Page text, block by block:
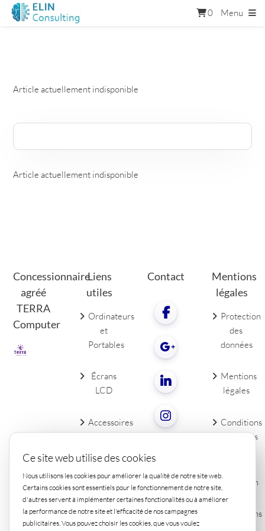
0 Menu
Article actuellement indisponible
Article actuellement indisponible
Ce site web utilise des cookies
Nous utilisons les cookies pour améliorer la qualité de notre site web.
Certains cookies sont essentiels pour le fonctionnement de notre site,
d'autres servent à implémenter certaines fonctionalités ou à améliorer
la performance de notre site et l'efficacité de nos campagnes
publicitaires. Vous pouvez choisir les cookies, que vous voulez
Concessionnaire
agréé
TERRA
Computer
Liens
utiles
Ordinateurs
et
Portables
Écrans
LCD
Accessoires
de PC
Contact
Contact
Mentions
légales
Protection
des
données
Mentions
légales
Conditions
générales
rétraction
Conditions